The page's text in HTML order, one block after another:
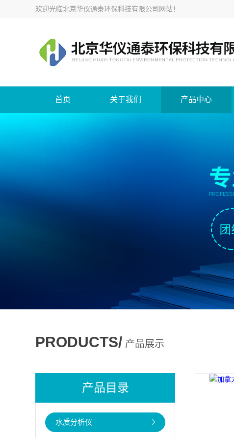
欢迎光临北京华仪通泰环保科技有限公司网站！
首页 关于我们 产品中心
PRODUCTS/ 产品展示
产品目录
水质分析仪